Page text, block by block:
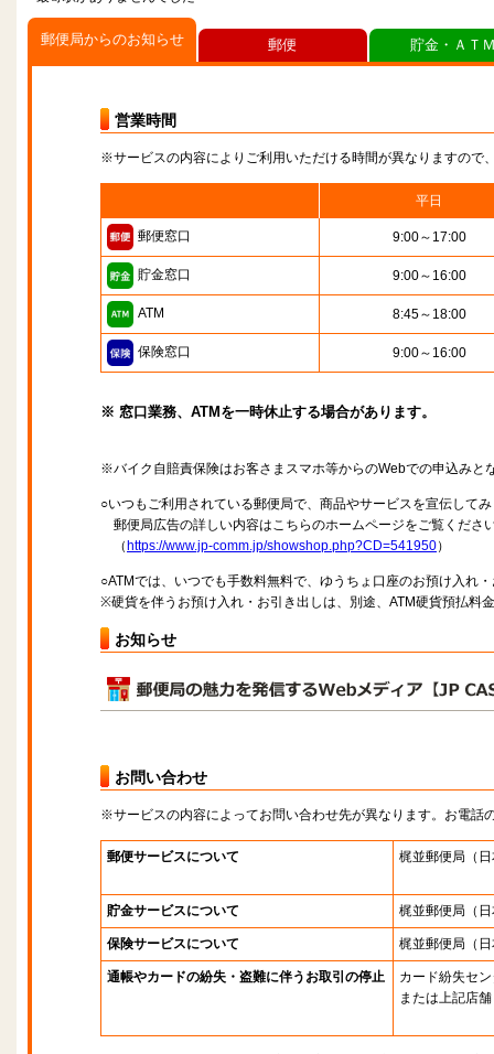
郵便局からのお知らせ
営業時間
※サービスの内容によりご利用いただける時間が異なりますので
平日
郵便窓口 9:00～17:00
貯金窓口 9:00～16:00
ATM 8:45～18:00
保険窓口 9:00～16:00
※ 窓口業務、ATMを一時休止する場合があります。
※バイク自賠責保険はお客さまスマホ等からのWebでの申込みと
○いつもご利用されている郵便局で、商品やサービスを宣伝して
郵便局広告の詳しい内容はこちらのホームページをご覧くださ
（ https://www.jp-comm.jp/showshop.php?CD=541950）
○ATMでは、いつでも手数料無料で、ゆうちょ口座のお預け入れ
※硬貨を伴うお預け入れ・お引き出しは、別途、ATM硬貨預払料
お知らせ
お問い合わせ
※サービスの内容によってお問い合わせ先が異なります。お電話
郵便サービスについて 梶並郵便局 （
貯金サービスについて 梶並郵便局 （
保険サービスについて 梶並郵便局 （
通帳やカードの紛失・盗難に伴うお取引の停止
カード紛失セ
または上記店舗
郵便 貯金・ＡＴ